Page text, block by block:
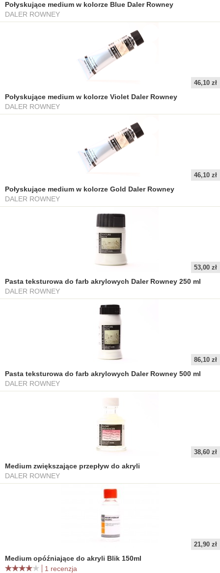
Połyskujące medium w kolorze Blue Daler Rowney
DALER ROWNEY
46,10 zł
Połyskujące medium w kolorze Violet Daler Rowney
DALER ROWNEY
46,10 zł
Połyskujące medium w kolorze Gold Daler Rowney
DALER ROWNEY
53,00 zł
Pasta teksturowa do farb akrylowych Daler Rowney 250 ml
DALER ROWNEY
86,10 zł
Pasta teksturowa do farb akrylowych Daler Rowney 500 ml
DALER ROWNEY
38,60 zł
Medium zwiększające przepływ do akryli
DALER ROWNEY
21,90 zł
Medium opóźniające do akryli Blik 150ml
1 recenzja